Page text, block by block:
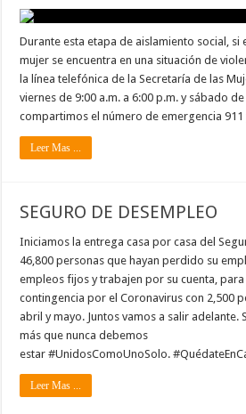
Durante esta etapa de aislamiento social, si
mujer se encuentra en una situación de
la línea telefónica de la Secretaría de las
viernes de 9:00 a.m. a 6:00 p.m. y sábado
compartimos el número de emergencia
Leer Mas ...
SEGURO DE DESEMPLEO
Iniciamos la entrega casa por casa del
46,800 personas que hayan perdido su
empleos fijos y trabajen por su cuenta,
contingencia por el Coronavirus con 2,500
abril y mayo. Juntos vamos a salir
más que nunca debemos
estar #UnidosComoUnoSolo.
Leer Mas ...